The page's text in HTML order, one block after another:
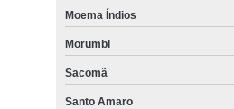
Moema Índios
Morumbi
Sacomã
Santo Amaro